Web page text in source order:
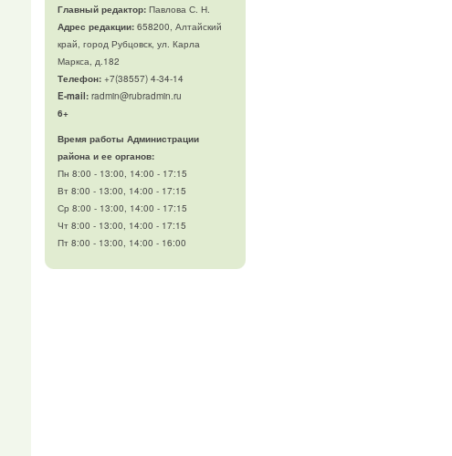
Главный редактор:Павлова С. Н.
Адрес редакции:658200, Алтайский
край, город Рубцовск, ул. Карла
Маркса, д.182
Телефон:+7(38557) 4-34-14
E-mail:radmin@rubradmin.ru
6+
Время работы Администрации
района и ее органов:
Пн 8:00 - 13:00, 14:00 - 17:15
Вт 8:00 - 13:00, 14:00 - 17:15
Ср 8:00 - 13:00, 14:00 - 17:15
Чт 8:00 - 13:00, 14:00 - 17:15
Пт 8:00 - 13:00, 14:00 - 16:00